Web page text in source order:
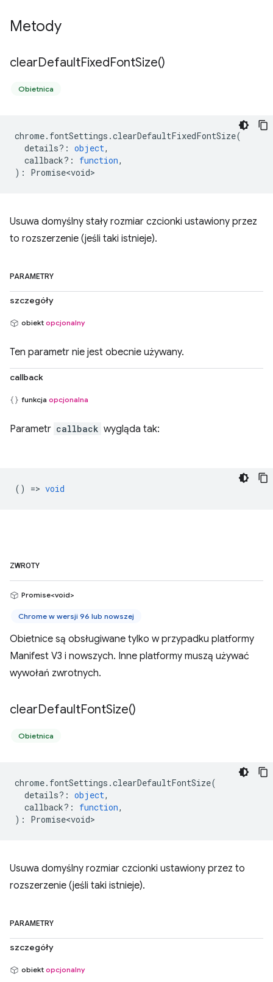
Metody
clearDefaultFixedFontSize()
Obietnica
chrome. fontSettings .clearDefaultFixedFontSize(
details? : object,
callback? : function,
) : Promise<void>
Usuwa domyślny stały rozmiar czcionki ustawiony przez
to rozszerzenie (jeśli taki istnieje).
PARAMETRY
szczegóły
obiekt opcjonalny
Ten parametr nie jest obecnie używany.
callback
funkcja opcjonalna
Parametr callback wygląda tak:
() => void
ZWROTY
Promise<void>
Chrome w wersji 96 lub nowszej
Obietnice są obsługiwane tylko w przypadku platformy
Manifest V3 i nowszych. Inne platformy muszą używać
wywołań zwrotnych.
clearDefaultFontSize()
Obietnica
chrome. fontSettings .clearDefaultFontSize(
details? : object,
callback? : function,
) : Promise<void>
Usuwa domyślny rozmiar czcionki ustawiony przez to
rozszerzenie (jeśli taki istnieje).
PARAMETRY
szczegóły
obiekt opcjonalny